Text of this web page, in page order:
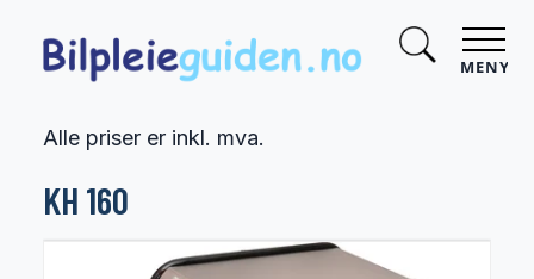
MENY
Alle priser er inkl. mva.
KH 160